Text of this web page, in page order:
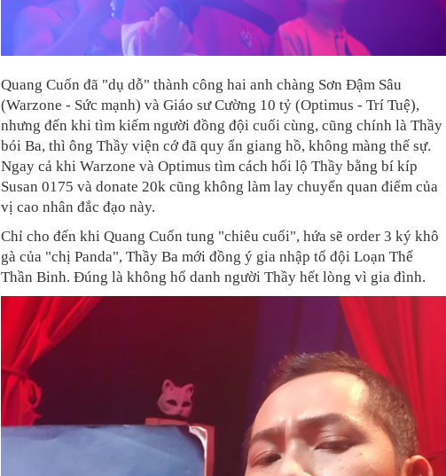
Quang Cuốn đã "dụ dỗ" thành công hai anh chàng Sơn Đậm Sâu
(Warzone - Sức mạnh) và Giáo sư Cường 10 tỷ (Optimus - Trí Tuệ),
nhưng đến khi tìm kiếm người đồng đội cuối cùng, cũng chính là Thầy
bói Ba, thì ông Thầy viện cớ đã quy ẩn giang hồ, không màng thế sự.
Ngay cả khi Warzone và Optimus tìm cách hối lộ Thầy bằng bí kíp
Susan 0175 và donate 20k cũng không làm lay chuyển quan điểm của
vị cao nhân đắc đạo này.
Chỉ cho đến khi Quang Cuốn tung "chiêu cuối", hứa sẽ order 3 ký khô
gà của "chị Panda", Thầy Ba mới đồng ý gia nhập tổ đội Loạn Thế
Thần Binh. Đúng là không hổ danh người Thầy hết lòng vì gia đình.